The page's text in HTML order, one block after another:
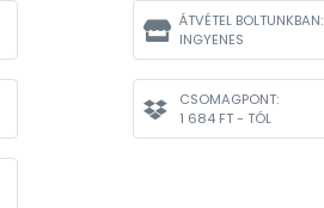
ÁTVÉTEL BOLTUNKBAN:
INGYENES
CSOMAGPONT:
1 684 FT - TÓL